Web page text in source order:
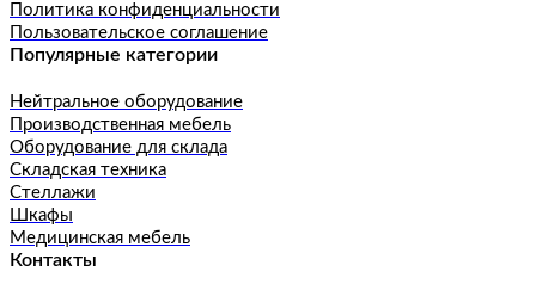
Политика конфиденциальности
Пользовательское соглашение
Популярные категории
Нейтральное оборудование
Производственная мебель
Оборудование для склада
Складская техника
Стеллажи
Шкафы
Медицинская мебель
Контакты